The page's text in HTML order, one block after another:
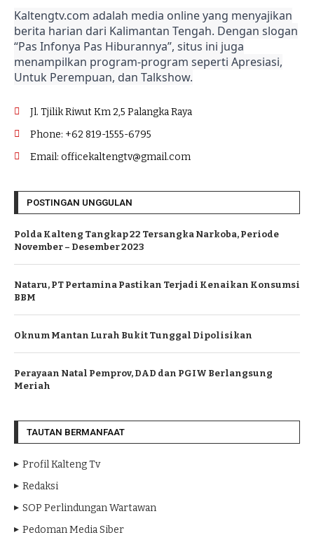
Kaltengtv.com adalah media online yang menyajikan
berita harian dari Kalimantan Tengah. Dengan slogan
“Pas Infonya Pas Hiburannya”, situs ini juga
menampilkan program-program seperti Apresiasi,
Untuk Perempuan, dan Talkshow.
Jl. Tjilik Riwut Km 2,5 Palangka Raya
Phone: +62 819-1555-6795
Email: officekaltengtv@gmail.com
POSTINGAN UNGGULAN
Polda Kalteng Tangkap 22 Tersangka Narkoba, Periode
November – Desember 2023
Nataru, PT Pertamina Pastikan Terjadi Kenaikan Konsumsi
BBM
Oknum Mantan Lurah Bukit Tunggal Dipolisikan
Perayaan Natal Pemprov, DAD dan PGIW Berlangsung
Meriah
TAUTAN BERMANFAAT
Profil Kalteng Tv
Redaksi
SOP Perlindungan Wartawan
Pedoman Media Siber